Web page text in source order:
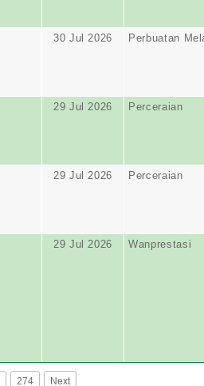
30 Jul 2026 Perbuatan
29 Jul 2026 Perceraian
29 Jul 2026 Perceraian
29 Jul 2026 Wanprestasi
274 Next